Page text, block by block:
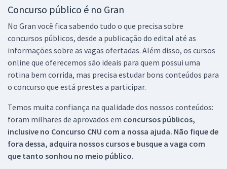
Concurso público é no Gran
No Gran você fica sabendo tudo o que precisa sobre
concursos públicos, desde a publicação do edital até as
informações sobre as vagas ofertadas. Além disso, os cursos
online que oferecemos são ideais para quem possui uma
rotina bem corrida, mas precisa estudar bons conteúdos para
o concurso que está prestes a participar.
Temos muita confiança na qualidade dos nossos conteúdos:
foram milhares de aprovados em concursos públicos,
inclusive no Concurso CNU com a nossa ajuda. Não fique de
fora dessa, adquira nossos cursos e busque a vaga com
que tanto sonhou no meio público.